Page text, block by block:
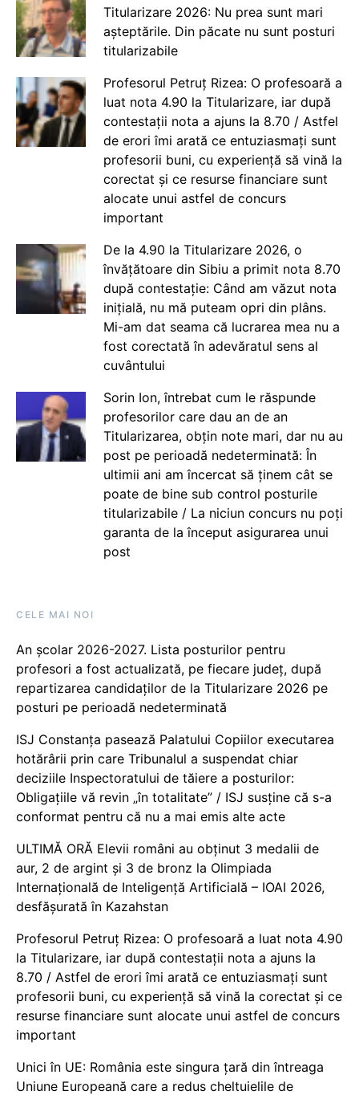
Titularizare 2026: Nu prea sunt mari
așteptările. Din păcate nu sunt posturi
titularizabile
Profesorul Petruț Rizea: O profesoară a
luat nota 4.90 la Titularizare, iar după
contestații nota a ajuns la 8.70 / Astfel
de erori îmi arată ce entuziasmați sunt
profesorii buni, cu experiență să vină la
corectat și ce resurse financiare sunt
alocate unui astfel de concurs
important
De la 4.90 la Titularizare 2026, o
învățătoare din Sibiu a primit nota 8.70
după contestație: Când am văzut nota
inițială, nu mă puteam opri din plâns.
Mi-am dat seama că lucrarea mea nu a
fost corectată în adevăratul sens al
cuvântului
Sorin Ion, întrebat cum le răspunde
profesorilor care dau an de an
Titularizarea, obțin note mari, dar nu au
post pe perioadă nedeterminată: În
ultimii ani am încercat să ținem cât se
poate de bine sub control posturile
titularizabile / La niciun concurs nu poți
garanta de la început asigurarea unui
post
CELE MAI NOI
An școlar 2026-2027. Lista posturilor pentru
profesori a fost actualizată, pe fiecare județ, după
repartizarea candidaților de la Titularizare 2026 pe
posturi pe perioadă nedeterminată
ISJ Constanța pasează Palatului Copiilor executarea
hotărârii prin care Tribunalul a suspendat chiar
deciziile Inspectoratului de tăiere a posturilor:
Obligațiile vă revin „în totalitate” / ISJ susține că s-a
conformat pentru că nu a mai emis alte acte
ULTIMĂ ORĂ Elevii români au obținut 3 medalii de
aur, 2 de argint și 3 de bronz la Olimpiada
Internațională de Inteligență Artificială – IOAI 2026,
desfășurată în Kazahstan
Profesorul Petruț Rizea: O profesoară a luat nota 4.90
la Titularizare, iar după contestații nota a ajuns la
8.70 / Astfel de erori îmi arată ce entuziasmați sunt
profesorii buni, cu experiență să vină la corectat și ce
resurse financiare sunt alocate unui astfel de concurs
important
Unici în UE: România este singura țară din întreaga
Uniune Europeană care a redus cheltuielile de